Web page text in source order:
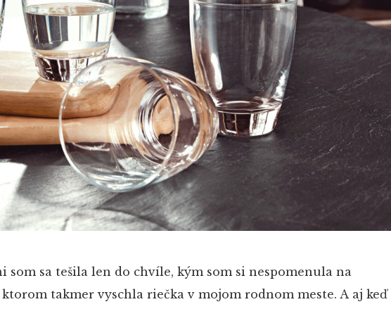
som sa tešila len do chvíle, kým som si nespomenula na
takmer vyschla riečka v mojom rodnom meste. A aj keď